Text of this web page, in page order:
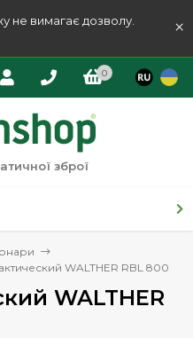
не вимагає дозволу.
×
0
зброї
WALTHER RBL 800
WALTHER